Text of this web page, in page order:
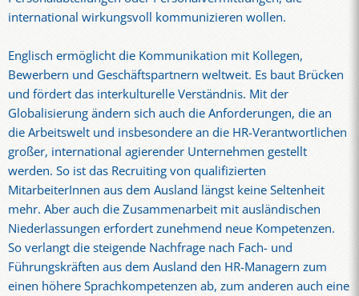
international wirkungsvoll kommunizieren wollen.
Englisch ermöglicht die Kommunikation mit Kollegen,
Bewerbern und Geschäftspartnern weltweit. Es baut Brücken
und fördert das interkulturelle Verständnis. Mit der
Globalisierung ändern sich auch die Anforderungen, die an
die Arbeitswelt und insbesondere an die HR-Verantwortlichen
großer, international agierender Unternehmen gestellt
werden. So ist das Recruiting von qualifizierten
MitarbeiterInnen aus dem Ausland längst keine Seltenheit
mehr. Aber auch die Zusammenarbeit mit ausländischen
Niederlassungen erfordert zunehmend neue Kompetenzen.
So verlangt die steigende Nachfrage nach Fach- und
Führungskräften aus dem Ausland den HR-Managern zum
einen höhere Sprachkompetenzen ab, zum anderen auch eine